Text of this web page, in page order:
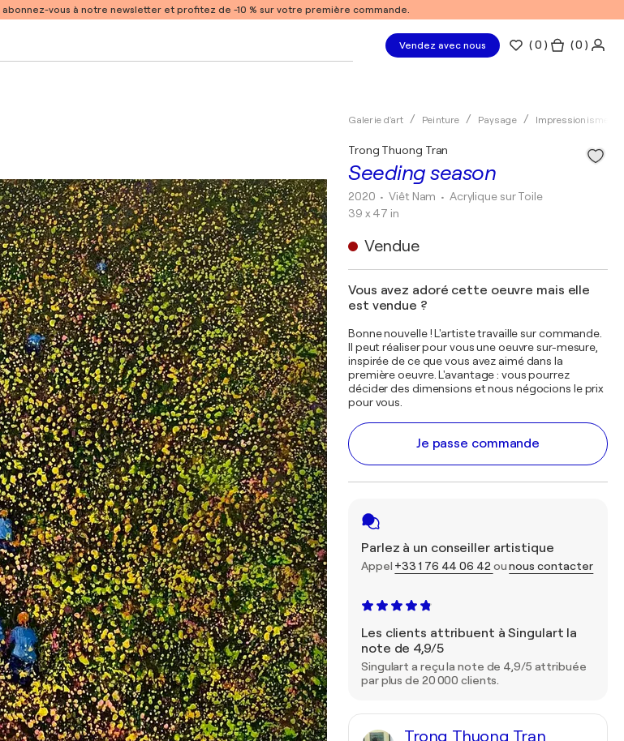
abonnez-vous à notre newsletter et profitez de -10 % sur votre première commande.
Vendez avec nous (0 ) ( 0 )
Galerie d'art Peinture Paysage Impressionisme
Seeding season
Trong Thuong Tran
2020 • Viêt Nam • Acrylique sur Toile
39 x 47 in
Vendue
Vous avez adoré cette oeuvre mais elle
est vendue ?
Bonne nouvelle ! L'artiste travaille sur commande.
Il peut réaliser pour vous une oeuvre sur-mesure,
inspirée de ce que vous avez aimé dans la
première oeuvre. L'avantage : vous pourrez
décider des dimensions et nous négocions le prix
pour vous.
Je passe commande
Parlez à un conseiller artistique
Appel +33 1 76 44 06 42 ounous contacter
Les clients attribuent à Singulart la
note de 4,9/5
Singulart a reçu la note de 4,9/5 attribuée
par plus de 20 000 clients.
Trong Thuong Tran